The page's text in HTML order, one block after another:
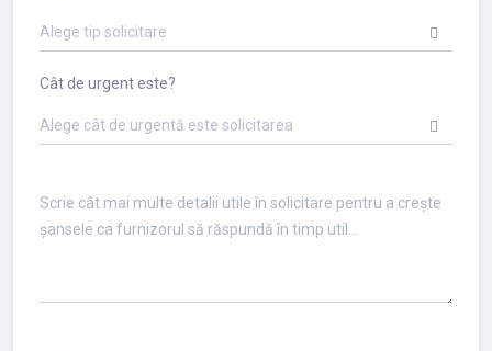
Alege tip solicitare
Cât de urgent este?
Alege cât de urgentă este solicitarea